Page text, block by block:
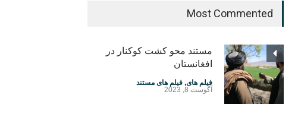
Most Commented
مستند محو کشت کوکنار در
افغانستان
فیلم های, فیلم های مستند
آگوست 8, 2023